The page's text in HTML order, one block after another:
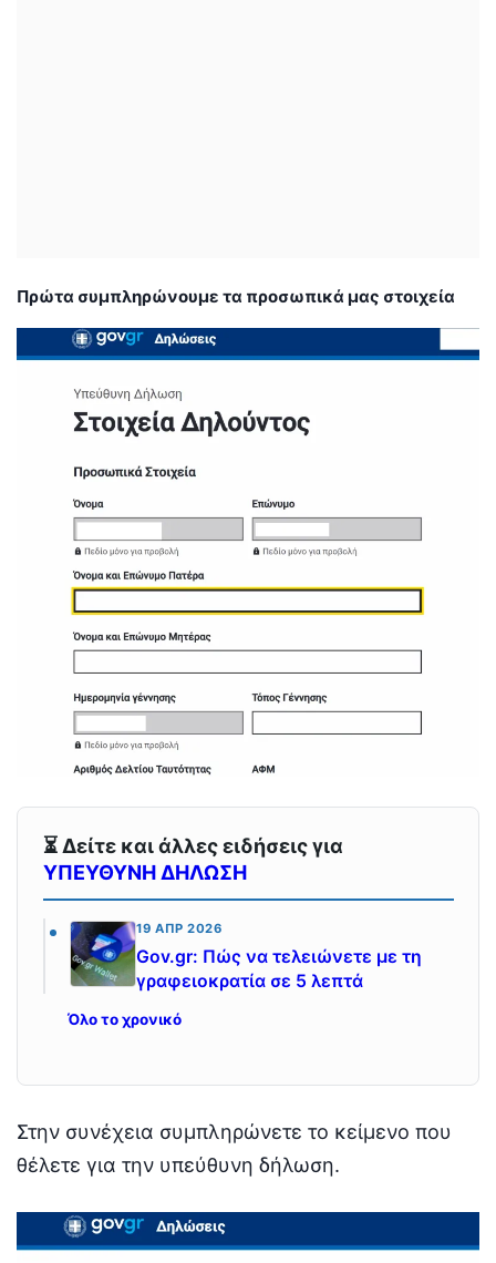
Πρώτα συμπληρώνουμε τα προσωπικά μας στοιχεία
⏳ Δείτε και άλλες ειδήσεις για
ΥΠΕΥΘΥΝΗ ΔΗΛΩΣΗ
19 ΑΠΡ 2026
Gov.gr: Πώς να τελειώνετε με τη
γραφειοκρατία σε 5 λεπτά
Όλο το χρονικό
Στην συνέχεια συμπληρώνετε το κείμενο που
θέλετε για την υπεύθυνη δήλωση.